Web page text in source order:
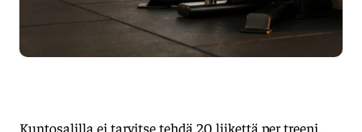
Kuntosalilla ei tarvitse tehdä 20 liikettä per treeni.